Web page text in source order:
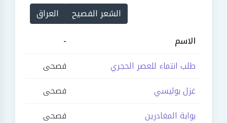
الشعر الفصيح
العراق
الاسم
-
طلب انتماء للعصر الحجري
فصحى
غزل بوليسي
فصحى
بوابة المغادرين
فصحى